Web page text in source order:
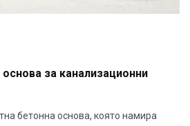
за канализационни
бетонна основа, която намира